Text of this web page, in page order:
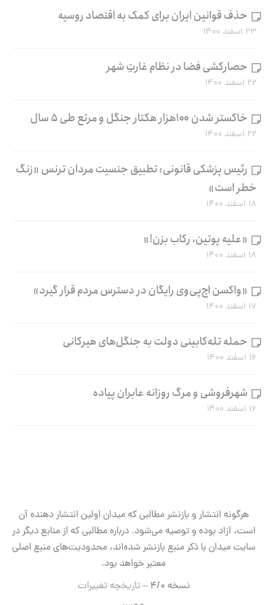
حذف قوانین ایران برای کمک به اقتصاد روسیه
۲۳ اسفند ۱۴۰۰
حصارکشی فضا در نظام غارتِ شهر
۲۲ اسفند ۱۴۰۰
خاکستر شدن ۱۰۰هزار هکتار جنگل و مرتع طی ۵ سال
۲۲ اسفند ۱۴۰۰
رئیس پزشکی قانونی: تطبیق جنسیت مردان ترنس «زنگ
خطر است»
۱۸ اسفند ۱۴۰۰
«علیه پوتین، رکاب بزن!»
۱۸ اسفند ۱۴۰۰
«واکسن اچ‌پی‌وی رایگان در دسترس مردم قرار گیرد»
۱۷ اسفند ۱۴۰۰
حمله تله‌کابینی دولت به جنگل‌های هیرکانی
۱۶ اسفند ۱۴۰۰
شهرفروشی و مرگ روزانه عابران پیاده
۱۶ اسفند ۱۴۰۰
هرگونه انتشار و بازنشر مطالبی که میدان اولین انتشار دهنده آن
است، آزاد بوده و توصیه می‌شود. درباره مطالبی که از منابع دیگر در
سایت میدان با ذکر منبع بازنشر شده‌اند، محدودیت‌های منبع اصلی
معتبر خواهد بود.
نسخه ۴/۰ –
تاریخچه تغییرات